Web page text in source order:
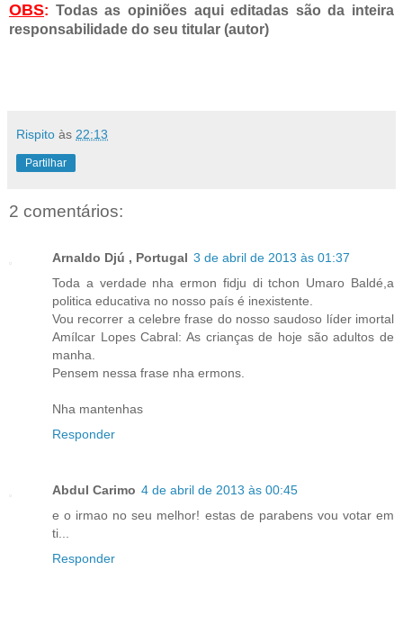
OBS: Todas as opiniões aqui editadas são da inteira
responsabilidade do seu titular (autor)
Rispito às 22:13
Partilhar
2 comentários:
Arnaldo Djú , Portugal 3 de abril de 2013 às 01:37
Toda a verdade nha ermon fidju di tchon Umaro Baldé,a
politica educativa no nosso país é inexistente.
Vou recorrer a celebre frase do nosso saudoso líder imortal
Amílcar Lopes Cabral: As crianças de hoje são adultos de
manha.
Pensem nessa frase nha ermons.
Nha mantenhas
Responder
Abdul Carimo 4 de abril de 2013 às 00:45
e o irmao no seu melhor! estas de parabens vou votar em
ti...
Responder